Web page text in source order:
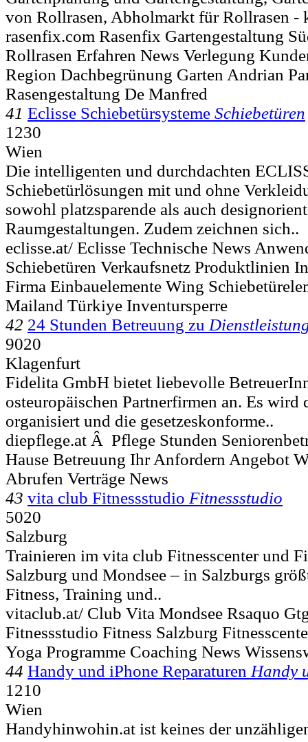
von Rollrasen, Abholmarkt für Rollrasen -
rasenfix.com Rasenfix Gartengestaltung
Rollrasen Erfahren News Verlegung
Region Dachbegrünung Garten Andrian
Rasengestaltung De Manfred
41 Eclisse Schiebetürsysteme Schiebetüren
1230
Wien
Die intelligenten und durchdachten
Schiebetürlösungen mit und ohne
sowohl platzsparende als auch
Raumgestaltungen. Zudem zeichnen sich..
eclisse.at/ Eclisse Technische News
Schiebetüren Verkaufsnetz Produktlinien
Firma Einbauelemente Wing
Mailand Türkiye Inventursperre
42 24 Stunden Betreuung zu
9020
Klagenfurt
Fidelita GmbH bietet liebevolle
osteuropäischen Partnerfirmen an. Es
organisiert und die gesetzeskonforme..
diepflege.at Â Pflege Stunden
Hause Betreuung Ihr Anfordern Angebot
Abrufen Verträge News
43 vita club Fitnessstudio Fitnessstudio
5020
Salzburg
Trainieren im vita club Fitnesscenter und
Salzburg und Mondsee – in Salzburgs
Fitness, Training und..
vitaclub.at/ Club Vita Mondsee Rsaquo
Fitnessstudio Fitness Salzburg
Yoga Programme Coaching News
44 Handy und iPhone Reparaturen Handy
1210
Wien
Handyhinwohin.at ist keines der